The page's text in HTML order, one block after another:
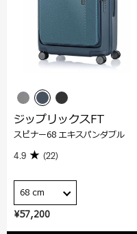
¥57,200
ジップリックスFT
スピナー68 エキスパンダブル
4.9 (22)
68 cm